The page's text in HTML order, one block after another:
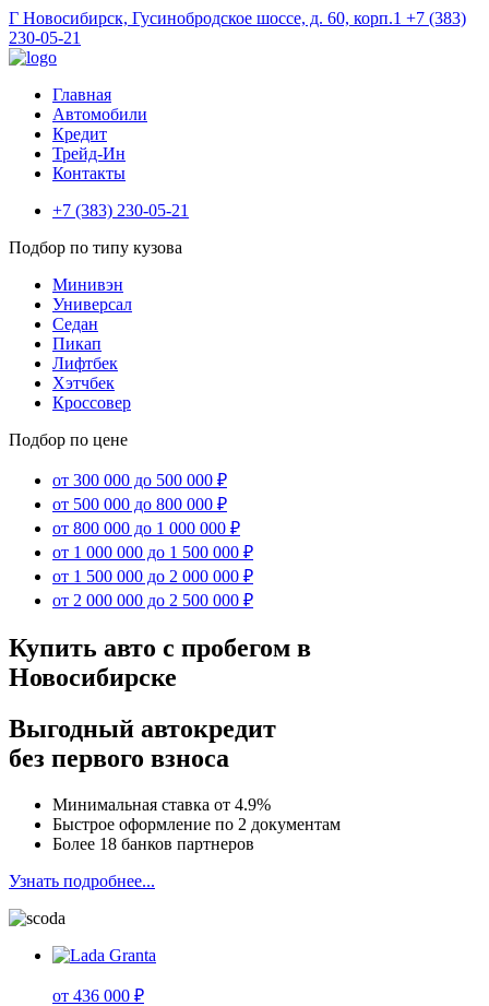
Г Новосибирск, Гусинобродское шоссе, д. 60, корп.1 +7 (383)
230-05-21
Главная
Автомобили
Кредит
Трейд-Ин
Контакты
+7 (383) 230-05-21
Подбор по типу кузова
Минивэн
Универсал
Седан
Пикап
Лифтбек
Хэтчбек
Кроссовер
Подбор по цене
от 300 000 до 500 000 ₽
от 500 000 до 800 000 ₽
от 800 000 до 1 000 000 ₽
от 1 000 000 до 1 500 000 ₽
от 1 500 000 до 2 000 000 ₽
от 2 000 000 до 2 500 000 ₽
Купить авто с пробегом в
Новосибирске
Выгодный автокредит
без первого взноса
Минимальная ставка от 4.9%
Быстрое оформление по 2 документам
Более 18 банков партнеров
Узнать подробнее...
от 436 000 ₽